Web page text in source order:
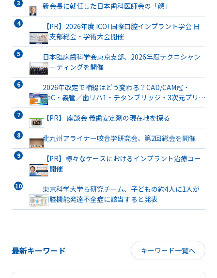
新会長に就任した日本歯科医師会の「顔」
【PR】2026年度 ICOI 国際口腔インプラント学会 日
本支部総会・学術大会開催
日本臨床歯科学会東京支部、2026年度テクニシャン
ミーティングを開催
2026年改定で補綴はどう変わる？CAD/CAM冠・
TeC・義管／歯リハ1・チタンブリッジ・3次元プリン
ト有床義歯まで詳解
【PR】 座談会 義歯安定剤の現在地を探る
北九州アライナー咬合学研究会、第2回総会を開催
【PR】様々なケースにおけるインプラント治療コー
ス開催
東京科学大学ら研究チーム、子どもの約4人に1人が
口腔機能発達不全症に該当すると発表
最新キーワード キーワード一覧へ